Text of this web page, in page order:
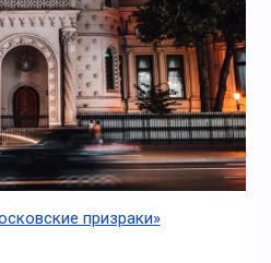
призраки»